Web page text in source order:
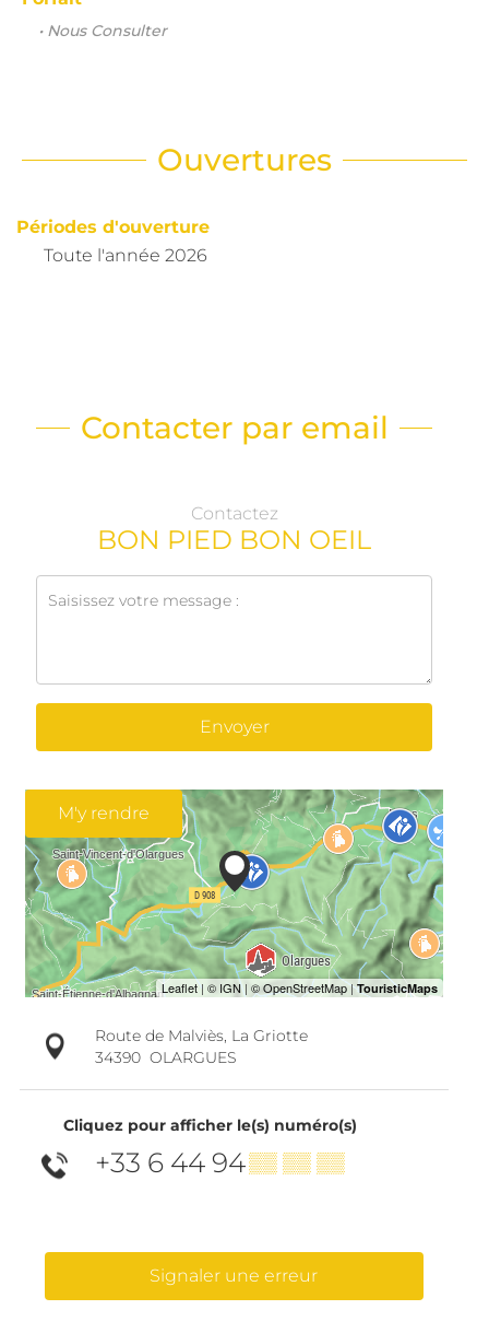
• Nous Consulter
Ouvertures
Périodes d'ouverture
Toute l'année 2026
Contacter par email
Contactez
BON PIED BON OEIL
Envoyer
M'y rendre
Route de Malviès, La Griotte
34390 OLARGUES
Cliquez pour afficher le(s) numéro(s)
+33 6 44 94▒▒ ▒▒ ▒▒
Signaler une erreur